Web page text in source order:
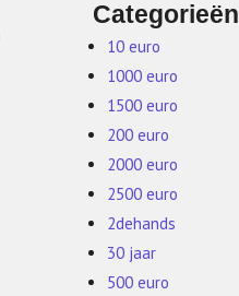
Categorieën
10 euro
1000 euro
1500 euro
200 euro
2000 euro
2500 euro
2dehands
30 jaar
500 euro